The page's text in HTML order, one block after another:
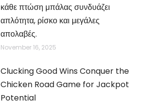
κάθε πτώση μπάλας συνδυάζει
απλότητα, ρίσκο και μεγάλες
απολαβές.
November 16, 2025
Clucking Good Wins Conquer the
Chicken Road Game for Jackpot
Potential